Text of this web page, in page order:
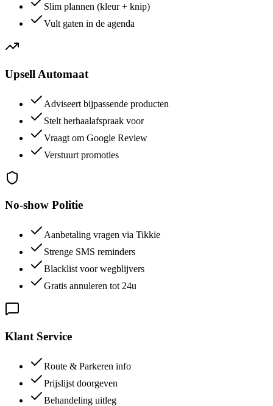
Slim plannen (kleur + knip)
Vult gaten in de agenda
Upsell Automaat
Adviseert bijpassende producten
Stelt herhaalafspraak voor
Vraagt om Google Review
Verstuurt promoties
No-show Politie
Aanbetaling vragen via Tikkie
Strenge SMS reminders
Blacklist voor wegblijvers
Gratis annuleren tot 24u
Klant Service
Route & Parkeren info
Prijslijst doorgeven
Behandeling uitleg